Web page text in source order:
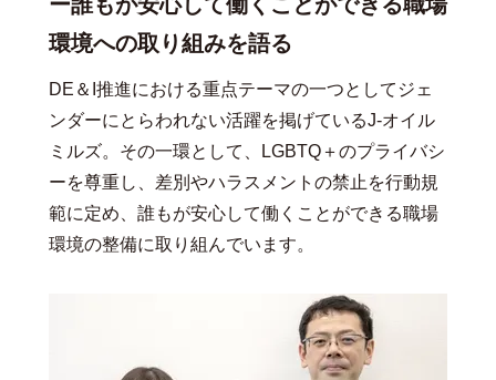
環境への取り組みを語る
DE＆I推進における重点テーマの一つとしてジェ
ンダーにとらわれない活躍を掲げているJ-オイル
ミルズ。その一環として、LGBTQ＋のプライバシ
ーを尊重し、差別やハラスメントの禁止を行動規
範に定め、誰もが安心して働くことができる職場
環境の整備に取り組んでいます。